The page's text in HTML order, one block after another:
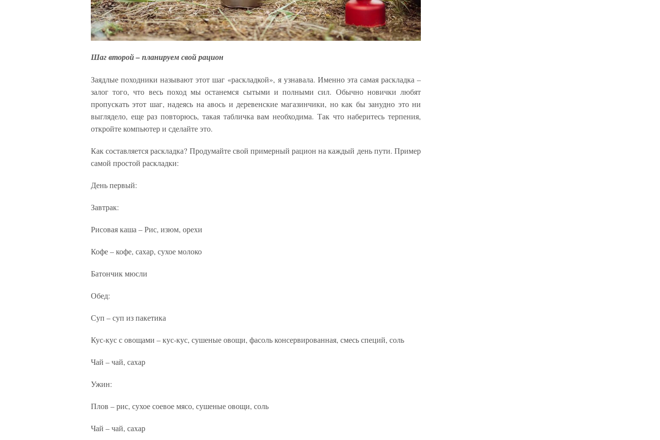
Шаг второй – планируем свой рацион
Заядлые походники называют этот шаг «раскладкой», я узнавала. Именно эта самая раскладка –
залог того, что весь поход мы останемся сытыми и полными сил. Обычно новички любят
пропускать этот шаг, надеясь на авось и деревенские магазинчики, но как бы занудно это ни
выглядело, еще раз повторюсь, такая табличка вам необходима. Так что наберитесь терпения,
откройте компьютер и сделайте это.
Как составляется раскладка? Продумайте свой примерный рацион на каждый день пути. Пример
самой простой раскладки:
День первый:
Завтрак:
Рисовая каша – Рис, изюм, орехи
Кофе – кофе, сахар, сухое молоко
Батончик мюсли
Обед:
Суп – суп из пакетика
Кус-кус с овощами – кус-кус, сушеные овощи, фасоль консервированная, смесь специй, соль
Чай – чай, сахар
Ужин:
Плов – рис, сухое соевое мясо, сушеные овощи, соль
Чай – чай, сахар